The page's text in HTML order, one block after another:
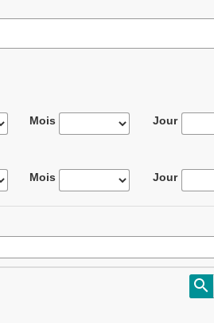
Mois Jour
Mois Jour